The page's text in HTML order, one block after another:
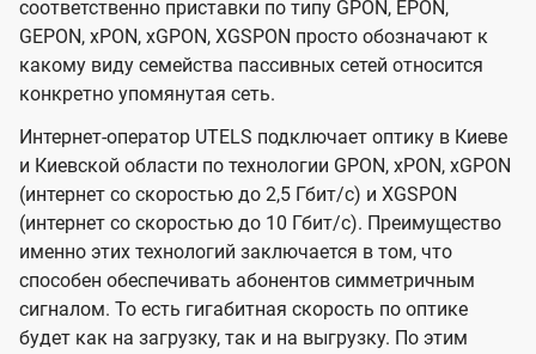
соответственно приставки по типу GPON, EPON,
GEPON, xPON, xGPON, XGSPON просто обозначают к
какому виду семейства пассивных сетей относится
конкретно упомянутая сеть.
Интернет-оператор UTELS подключает оптику в Киеве
и Киевской области по технологии GPON, xPON, xGPON
(интернет со скоростью до 2,5 Гбит/с) и XGSPON
(интернет со скоростью до 10 Гбит/с). Преимущество
именно этих технологий заключается в том, что
способен обеспечивать абонентов симметричным
сигналом. То есть гигабитная скорость по оптике
будет как на загрузку, так и на выгрузку. По этим